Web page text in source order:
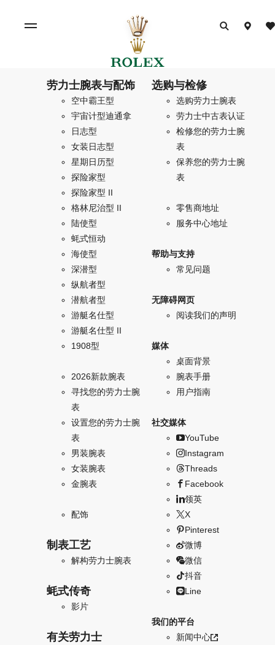
劳力士腕表与配饰
空中霸王型
宇宙计型迪通拿
日志型
女装日志型
星期日历型
探险家型
探险家型 II
格林尼治型 II
陆使型
蚝式恒动
海使型
深潜型
纵航者型
潜航者型
游艇名仕型
游艇名仕型 II
1908型
2026新款腕表
寻找您的劳力士腕
表
设置您的劳力士腕
表
男装腕表
女装腕表
金腕表
配饰
制表工艺
解构劳力士腕表
蚝式传奇
影片
有关劳力士
选购与检修
选购劳力士腕表
劳力士中古表认证
检修您的劳力士腕
表
保养您的劳力士腕
表
零售商地址
服务中心地址
帮助与支持
常见问题
无障碍网页
阅读我们的声明
媒体
桌面背景
腕表手册
用户指南
社交媒体
YouTube
Instagram
Threads
Facebook
领英
X
Pinterest
微博
微信
抖音
Line
我们的平台
新闻中心